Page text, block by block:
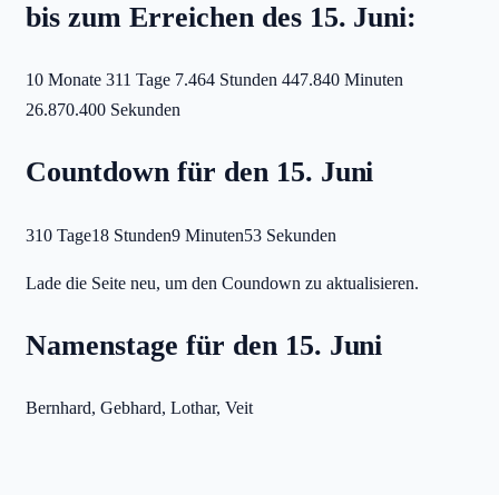
bis zum Erreichen des 15. Juni:
10 Monate 311 Tage 7.464 Stunden 447.840 Minuten
26.870.400 Sekunden
Countdown für den 15. Juni
310 Tage18 Stunden9 Minuten53 Sekunden
Lade die Seite neu, um den Coundown zu aktualisieren.
Namenstage für den 15. Juni
Bernhard, Gebhard, Lothar, Veit